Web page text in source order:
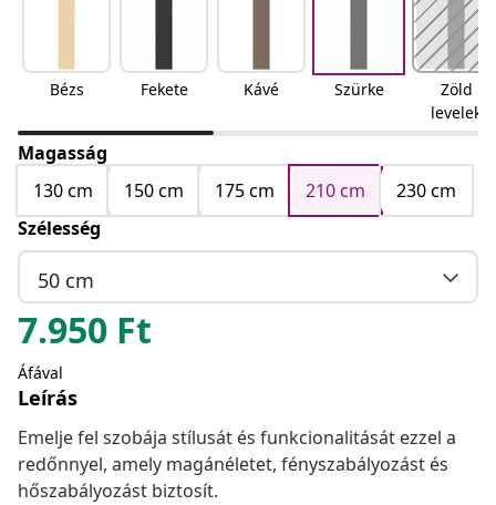
Bézs Fekete Kávé Szürke
Zöld
levelek
Magasság
130 cm
150 cm 175 cm 210 cm
230 cm
Szélesség
50 cm
7.950 Ft
Áfával
Leírás
Emelje fel szobája stílusát és funkcionalitását ezzel a
redőnnyel, amely magánéletet, fényszabályozást és
hőszabályozást biztosít.